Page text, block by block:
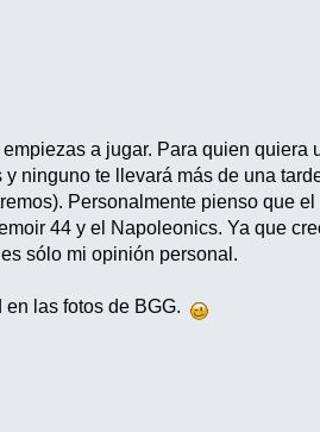
a jugar. Para quien quiera
ninguno te llevará más de una
Personalmente pienso que el
44 y el Napoleonics. Ya que
sólo mi opinión personal.
en las fotos de BGG.